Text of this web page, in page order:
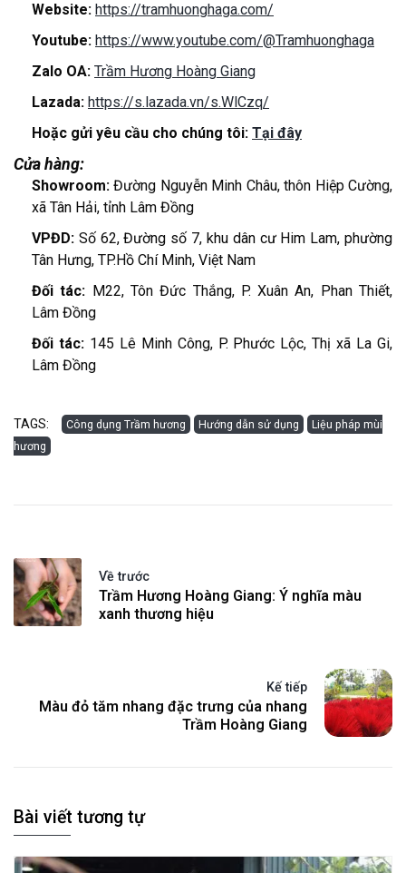
Website: https://tramhuonghaga.com/
Youtube: https://www.youtube.com/@Tramhuonghaga
Zalo OA: Trầm Hương Hoàng Giang
Lazada: https://s.lazada.vn/s.WlCzq/
Hoặc gửi yêu cầu cho chúng tôi: Tại đây
Cửa hàng:
Showroom:Đường Nguyễn Minh Châu, thôn Hiệp Cường,
xã Tân Hải, tỉnh Lâm Đồng
VPĐD: Số 62, Đường số 7, khu dân cư Him Lam, phường
Tân Hưng, TP.Hồ Chí Minh, Việt Nam
Đối tác: M22, Tôn Đức Thắng, P. Xuân An, Phan Thiết,
Lâm Đồng
Đối tác: 145 Lê Minh Công, P. Phước Lộc, Thị xã La Gi,
Lâm Đồng
TAGS: Công dụng Trầm hương Hướng dẫn sử dụng
Liệu pháp mùi
hương
Về trước
Trầm Hương Hoàng Giang: Ý nghĩa màu
xanh thương hiệu
Kế tiếp
Màu đỏ tăm nhang đặc trưng của nhang
Trầm Hoàng Giang
Bài viết tương tự